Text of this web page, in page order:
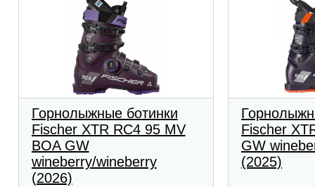
Горнолыжные ботинки
Fischer XTR RC4 95 MV
BOA GW
wineberry/wineberry
(2026)
Fischer
GW
(2025)